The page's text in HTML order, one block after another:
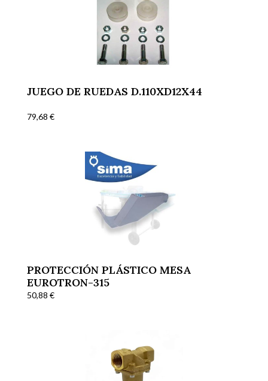
JUEGO DE RUEDAS D.110XD12X44
79,68 €
PROTECCIÓN PLÁSTICO MESA
EUROTRON-315
50,88 €